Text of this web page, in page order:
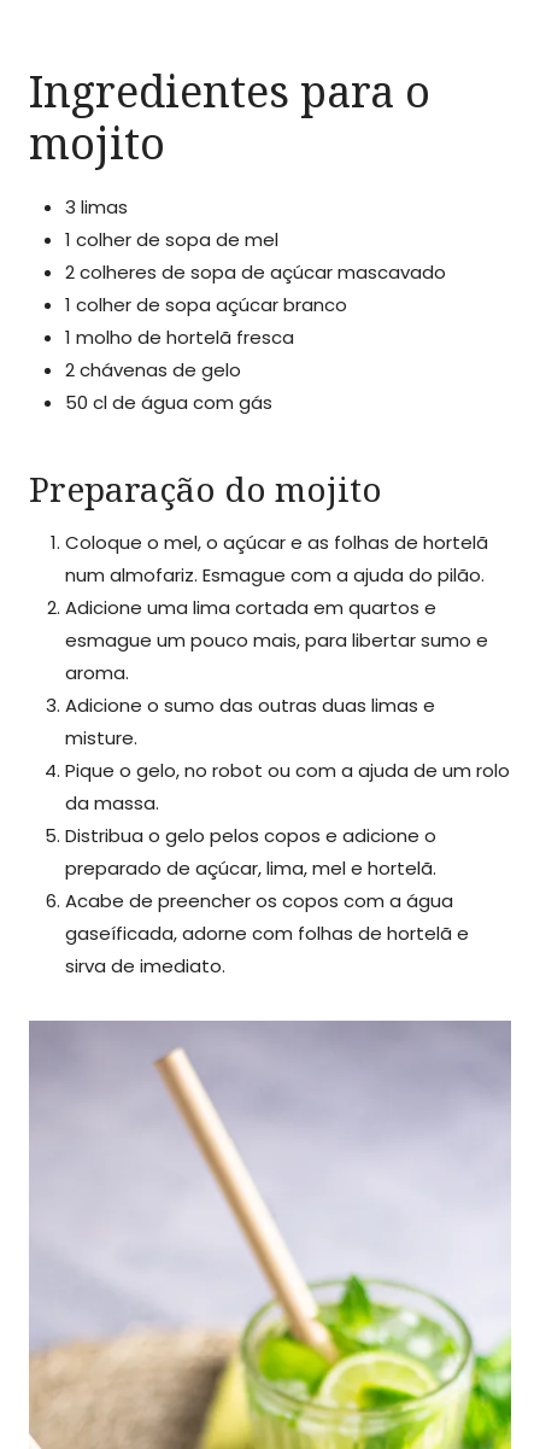
Ingredientes para o
mojito
3 limas
1 colher de sopa de mel
2 colheres de sopa de açúcar mascavado
1 colher de sopa açúcar branco
1 molho de hortelã fresca
2 chávenas de gelo
50 cl de água com gás
Preparação do mojito
Coloque o mel, o açúcar e as folhas de hortelã
num almofariz. Esmague com a ajuda do pilão.
Adicione uma lima cortada em quartos e
esmague um pouco mais, para libertar sumo e
aroma.
Adicione o sumo das outras duas limas e
misture.
Pique o gelo, no robot ou com a ajuda de um rolo
da massa.
Distribua o gelo pelos copos e adicione o
preparado de açúcar, lima, mel e hortelã.
Acabe de preencher os copos com a água
gaseíficada, adorne com folhas de hortelã e
sirva de imediato.